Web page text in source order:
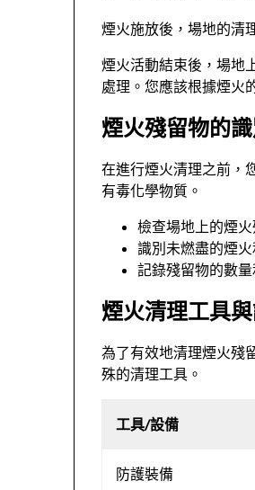
煙火施放後，場地的清
煙火活動結束後，場地
處理。您應該根據煙火
煙火殘留物的識
在進行煙火清理之前，
有毒化學物質。
檢查場地上的煙
識別未燃盡的煙
記錄殘留物的數
煙火清理工具
為了有效地清理煙火殘
殊的清理工具。
工具/設備
防護裝備